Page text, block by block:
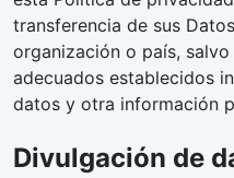
transferencia de sus
organización o país,
adecuados establecidos
datos y otra información
Divulgación de